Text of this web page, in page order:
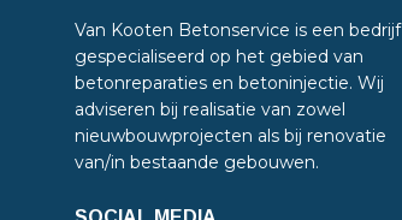
Van Kooten Betonservice is een bedrijf
gespecialiseerd op het gebied van
betonreparaties en betoninjectie. Wij
adviseren bij realisatie van zowel
nieuwbouwprojecten als bij renovatie
van/in bestaande gebouwen.